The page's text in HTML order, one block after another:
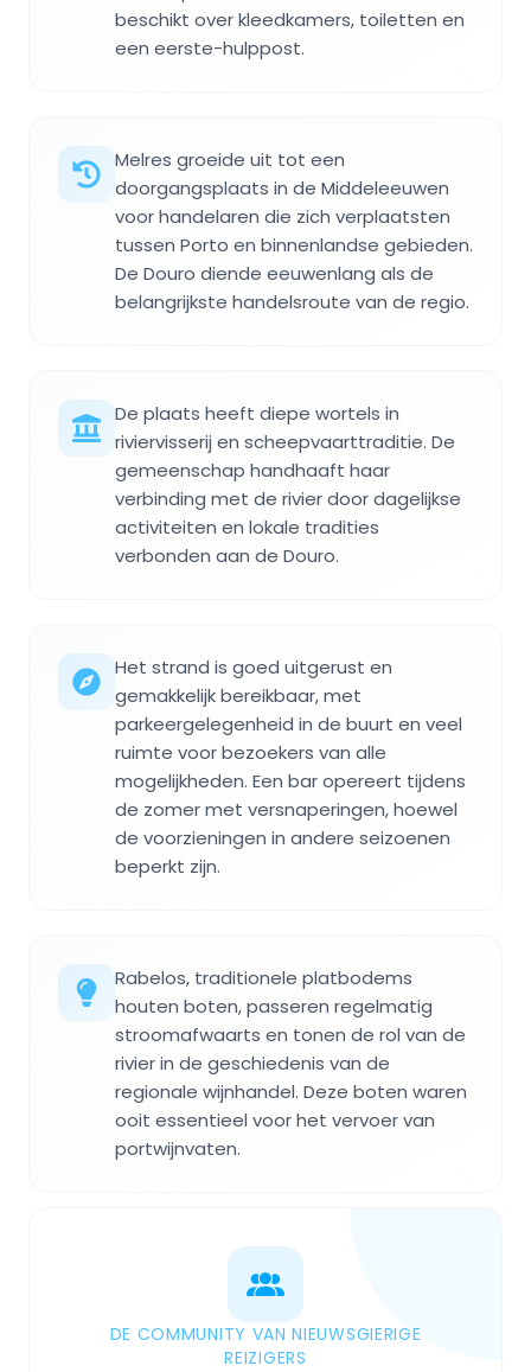
beschikt over kleedkamers, toiletten en
een eerste-hulppost.
Melres groeide uit tot een
doorgangsplaats in de Middeleeuwen
voor handelaren die zich verplaatsten
tussen Porto en binnenlandse gebieden.
De Douro diende eeuwenlang als de
belangrijkste handelsroute van de regio.
De plaats heeft diepe wortels in
riviervisserij en scheepvaarttraditie. De
gemeenschap handhaaft haar
verbinding met de rivier door dagelijkse
activiteiten en lokale tradities
verbonden aan de Douro.
Het strand is goed uitgerust en
gemakkelijk bereikbaar, met
parkeergelegenheid in de buurt en veel
ruimte voor bezoekers van alle
mogelijkheden. Een bar opereert tijdens
de zomer met versnaperingen, hoewel
de voorzieningen in andere seizoenen
beperkt zijn.
Rabelos, traditionele platbodems
houten boten, passeren regelmatig
stroomafwaarts en tonen de rol van de
rivier in de geschiedenis van de
regionale wijnhandel. Deze boten waren
ooit essentieel voor het vervoer van
portwijnvaten.
DE COMMUNITY VAN NIEUWSGIERIGE
REIZIGERS